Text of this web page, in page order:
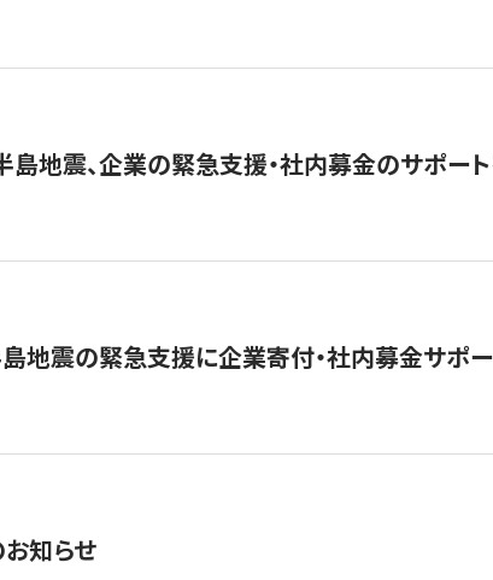
島地震、企業の緊急支援・社内募金のサポート
地震の緊急支援に企業寄付・社内募金サポー
知らせ